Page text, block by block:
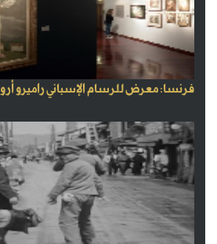
فرنسا: معرض للرسام الإسباني راميرو أرو